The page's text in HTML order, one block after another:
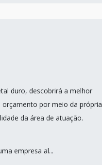
duro, descobrirá a melhor
orçamento por meio da própria
da área de atuação.
empresa al...